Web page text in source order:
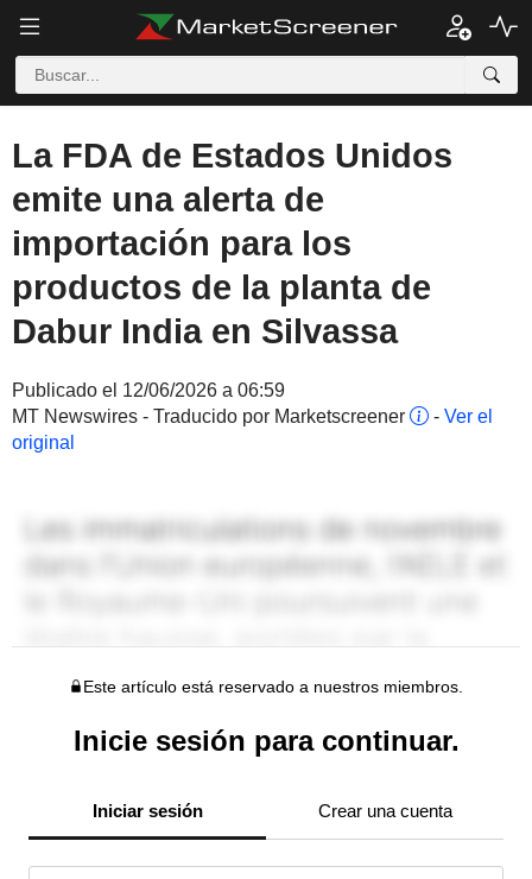
La FDA de Estados Unidos
emite una alerta de
importación para los
productos de la planta de
Dabur India en Silvassa
Publicado el 12/06/2026 a 06:59
MT Newswires - Traducido por Marketscreener
- Ver el
original
Este artículo está reservado a nuestros miembros.
Inicie sesión para continuar.
Iniciar sesión Crear una cuenta